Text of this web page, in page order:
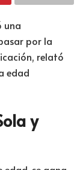
una
por la
relató
edad
y